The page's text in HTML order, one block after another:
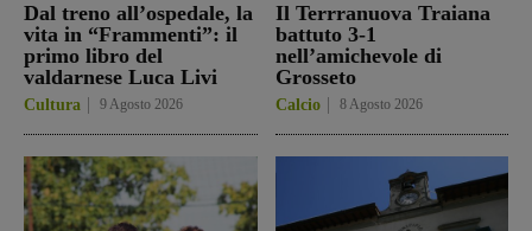
Dal treno all’ospedale, la
vita in “Frammenti”: il
primo libro del
valdarnese Luca Livi
Cultura 9 Agosto 2026
Il Terrranuova Traiana
battuto 3-1
nell’amichevole di
Grosseto
Calcio 8 Agosto 2026